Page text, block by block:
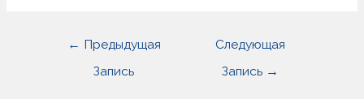
← Предыдущая
Запись
Следующая
Запись →